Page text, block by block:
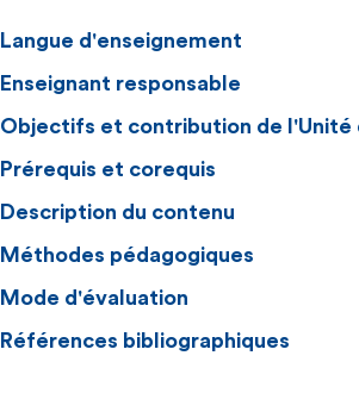
Langue d'enseignement
Enseignant responsable
Objectifs et contribution de l'Unité
Prérequis et corequis
Description du contenu
Méthodes pédagogiques
Mode d'évaluation
Références bibliographiques